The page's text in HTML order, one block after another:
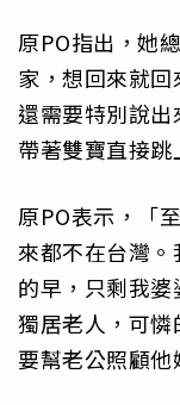
原PO指出，她
家，想回來就回
還需要特別說
帶著雙寶直接跳
原PO表示，「
來都不在台灣
的早，只剩我
獨居老人，可
要幫老公照顧他